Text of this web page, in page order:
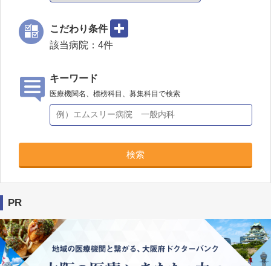
こだわり条件
該当病院： 4件
キーワード
医療機関名、標榜科目、募集科目で検索
検索
PR